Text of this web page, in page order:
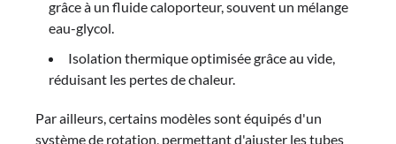
grâce à un fluide caloporteur, souvent un mélange
eau-glycol.
Isolation thermique optimisée grâce au vide,
réduisant les pertes de chaleur.
Par ailleurs, certains modèles sont équipés d'un
système de rotation, permettant d'ajuster les tubes